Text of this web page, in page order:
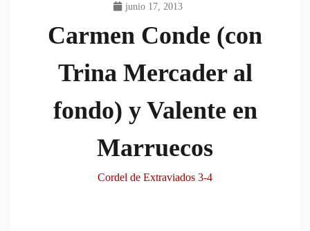
junio 17, 2013
Carmen Conde (con
Trina Mercader al
fondo) y Valente en
Marruecos
Cordel de Extraviados 3-4